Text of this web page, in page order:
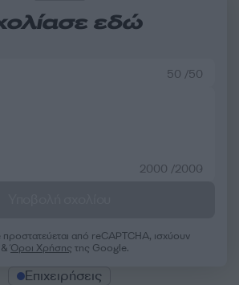
εδώ
50 /50
2000 /2000
από reCAPTCHA, ισχύουν
&Όροι Χρήσης της Google.
Επιχειρήσεις